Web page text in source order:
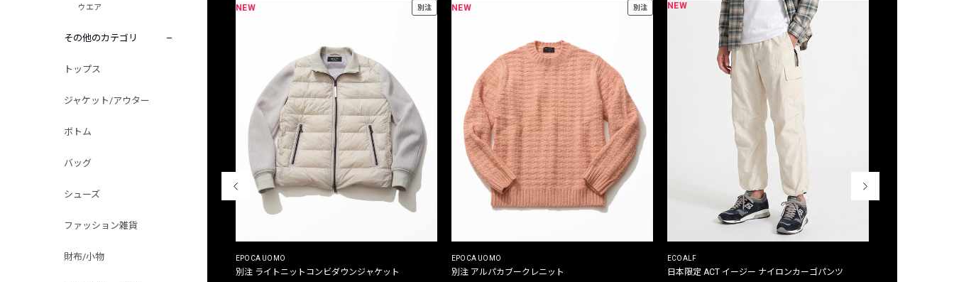
ウエア
その他のカテゴリ
トップス
ジャケット/アウター
ボトム
バッグ
シューズ
ファッション雑貨
財布/小物
MALIBUFARM
NEW 別注
EPOCA UOMO
別注 ライトニットコンビダウンジャケット
NEW 別注
EPOCA UOMO
別注 アルパカブークレニット
NEW
ECOALF
日本限定 ACT イージー ナイロンカーゴパンツ